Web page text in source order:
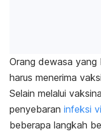
Orang dewasa yang
harus menerima
Selain melalui
penyebaran infeksi
beberapa langkah